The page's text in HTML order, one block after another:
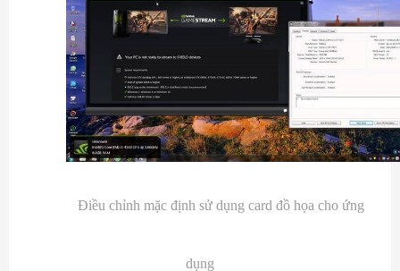
Điều chỉnh mặc định sử dụng card đồ họa cho ứng
dụng